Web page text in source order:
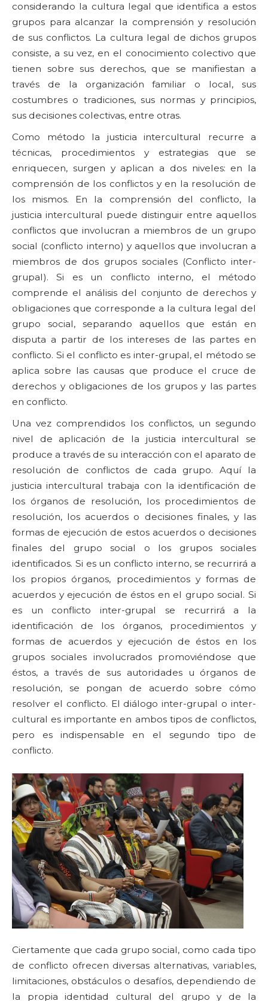
considerando la cultura legal que identifica a estos
grupos para alcanzar la comprensión y resolución
de sus conflictos. La cultura legal de dichos grupos
consiste, a su vez, en el conocimiento colectivo que
tienen sobre sus derechos, que se manifiestan a
través de la organización familiar o local, sus
costumbres o tradiciones, sus normas y principios,
sus decisiones colectivas, entre otras.
Como método la justicia intercultural recurre a
técnicas, procedimientos y estrategias que se
enriquecen, surgen y aplican a dos niveles: en la
comprensión de los conflictos y en la resolución de
los mismos. En la comprensión del conflicto, la
justicia intercultural puede distinguir entre aquellos
conflictos que involucran a miembros de un grupo
social (conflicto interno) y aquellos que involucran a
miembros de dos grupos sociales (Conflicto inter-
grupal). Si es un conflicto interno, el método
comprende el análisis del conjunto de derechos y
obligaciones que corresponde a la cultura legal del
grupo social, separando aquellos que están en
disputa a partir de los intereses de las partes en
conflicto. Si el conflicto es inter-grupal, el método se
aplica sobre las causas que produce el cruce de
derechos y obligaciones de los grupos y las partes
en conflicto.
Una vez comprendidos los conflictos, un segundo
nivel de aplicación de la justicia intercultural se
produce a través de su interacción con el aparato de
resolución de conflictos de cada grupo. Aquí la
justicia intercultural trabaja con la identificación de
los órganos de resolución, los procedimientos de
resolución, los acuerdos o decisiones finales, y las
formas de ejecución de estos acuerdos o decisiones
finales del grupo social o los grupos sociales
identificados. Si es un conflicto interno, se recurrirá a
los propios órganos, procedimientos y formas de
acuerdos y ejecución de éstos en el grupo social. Si
es un conflicto inter-grupal se recurrirá a la
identificación de los órganos, procedimientos y
formas de acuerdos y ejecución de éstos en los
grupos sociales involucrados promoviéndose que
éstos, a través de sus autoridades u órganos de
resolución, se pongan de acuerdo sobre cómo
resolver el conflicto. El diálogo inter-grupal o inter-
cultural es importante en ambos tipos de conflictos,
pero es indispensable en el segundo tipo de
conflicto.
Ciertamente que cada grupo social, como cada tipo
de conflicto ofrecen diversas alternativas, variables,
limitaciones, obstáculos o desafíos, dependiendo de
la propia identidad cultural del grupo y de la